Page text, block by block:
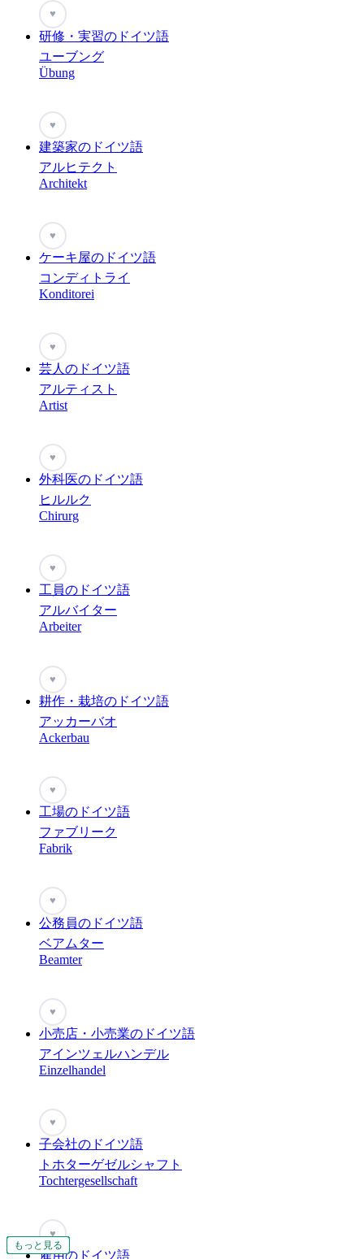
もっと見る
もっと見る
もっと見る
もっと見る
もっと見る
もっと見る
もっと見る
もっと見る
もっと見る
もっと見る
♥
研修・実習のドイツ語
ユーブング
Übung
♥
建築家のドイツ語
アルヒテクト
Architekt
♥
ケーキ屋のドイツ語
コンディトライ
Konditorei
♥
芸人のドイツ語
アルティスト
Artist
♥
外科医のドイツ語
ヒルルク
Chirurg
♥
工員のドイツ語
アルバイター
Arbeiter
♥
耕作・栽培のドイツ語
アッカーバオ
Ackerbau
もっと見る
♥
工場のドイツ語
ファブリーク
Fabrik
♥
公務員のドイツ語
ベアムター
Beamter
♥
小売店・小売業のドイツ語
アインツェルハンデル
Einzelhandel
♥
子会社のドイツ語
トホターゲゼルシャフト
Tochtergesellschaft
♥
雇用のドイツ語
もっと見る
もっと見る
もっと見る
もっと見る
もっと見る
もっと見る
もっと見る
もっと見る
もっと見る
もっと見る